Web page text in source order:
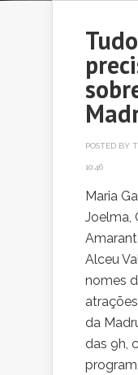
POSTED BY
10:46
Maria
Joelma,
Alceu
nomes
da
das 9h,